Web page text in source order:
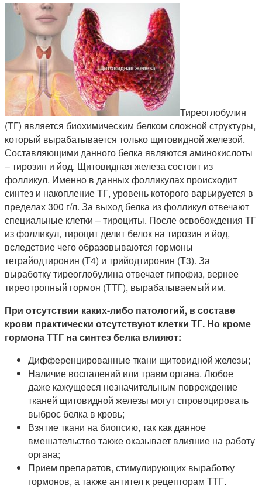
Тиреоглобулин
(ТГ) является биохимическим белком сложной структуры,
который вырабатывается только щитовидной железой.
Составляющими данного белка являются аминокислоты
– тирозин и йод. Щитовидная железа состоит из
фолликул. Именно в данных фолликулах происходит
синтез и накопление ТГ, уровень которого варьируется в
пределах 300 г/л. За выход белка из фолликул отвечают
специальные клетки – тироциты. После освобождения ТГ
из фолликул, тироцит делит белок на тирозин и йод,
вследствие чего образовываются гормоны
тетрайодтиронин (Т4) и трийодтиронин (Т3). За
выработку тиреоглобулина отвечает гипофиз, вернее
тиреотропный гормон (ТТГ), вырабатываемый им.
При отсутствии каких-либо патологий, в составе
крови практически отсутствуют клетки ТГ. Но кроме
гормона ТТГ на синтез белка влияют:
Дифференцированные ткани щитовидной железы;
Наличие воспалений или травм органа. Любое
даже кажущееся незначительным повреждение
тканей щитовидной железы могут спровоцировать
выброс белка в кровь;
Взятие ткани на биопсию, так как данное
вмешательство также оказывает влияние на работу
органа;
Прием препаратов, стимулирующих выработку
гормонов, а также антител к рецепторам ТТГ.